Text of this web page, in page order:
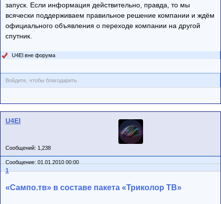
запуск. Если информация действительно, правда, то мы
всячески поддерживаем правильное решение компании и ждём
официального объявления о переходе компании на другой
спутник.
U4El вне форума
Войдите, чтобы благодарить
U4El
Сообщений: 1,238
Сообщение: 01.01.2010 00:00
1
«Сампо.тв» в составе пакета «Триколор ТВ»